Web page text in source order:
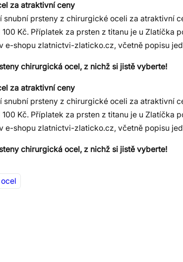
za atraktivní ceny
snubní prsteny z chirurgické oceli za atraktivní
Kč. Příplatek za prsten z titanu je u Zlatíčka
e-shopu zlatnictvi-zlaticko.cz, včetně popisu
chirurgická ocel, z nichž si jistě vyberte!
za atraktivní ceny
snubní prsteny z chirurgické oceli za atraktivní
Kč. Příplatek za prsten z titanu je u Zlatíčka
e-shopu zlatnictvi-zlaticko.cz, včetně popisu
chirurgická ocel, z nichž si jistě vyberte!